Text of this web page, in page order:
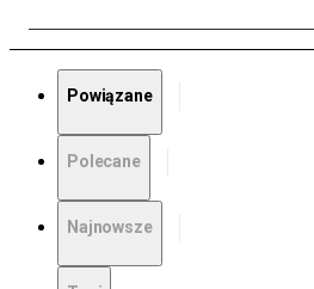
Powiązane
Polecane
Najnowsze